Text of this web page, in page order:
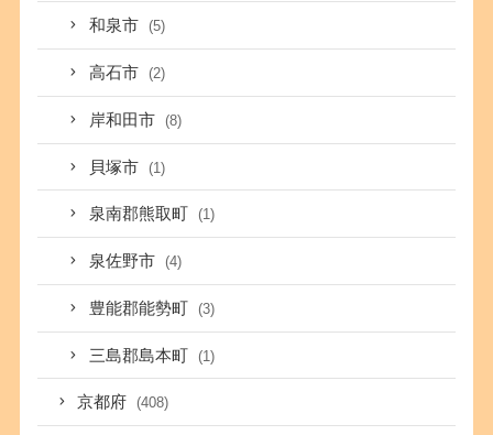
和泉市 (5)
高石市 (2)
岸和田市 (8)
貝塚市 (1)
泉南郡熊取町 (1)
泉佐野市 (4)
豊能郡能勢町 (3)
三島郡島本町 (1)
京都府 (408)